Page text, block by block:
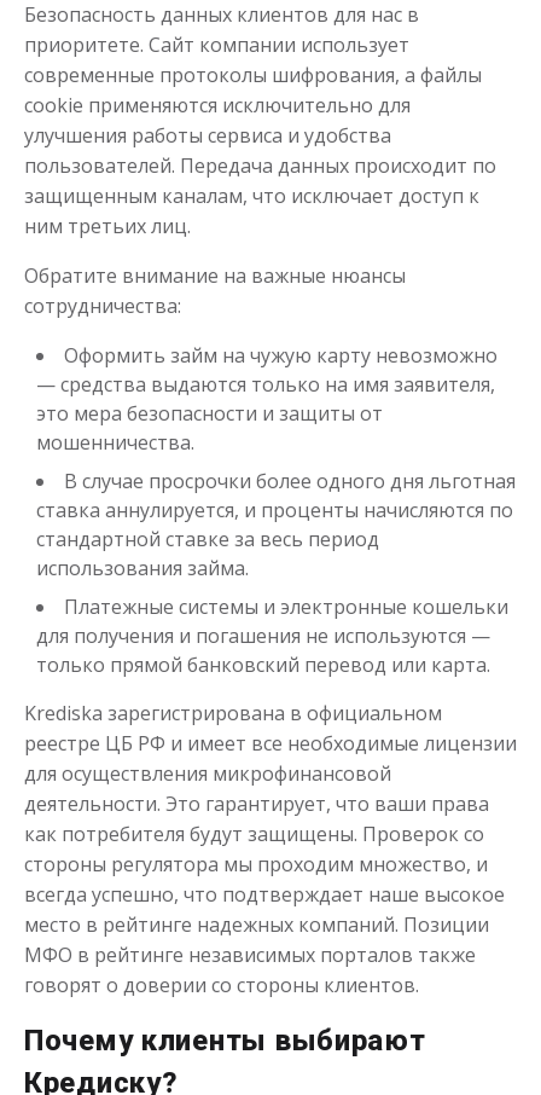
Безопасность данных клиентов для нас в
приоритете. Сайт компании использует
современные протоколы шифрования, а файлы
cookie применяются исключительно для
улучшения работы сервиса и удобства
пользователей. Передача данных происходит по
защищенным каналам, что исключает доступ к
ним третьих лиц.
Обратите внимание на важные нюансы
сотрудничества:
Оформить займ на чужую карту невозможно
— средства выдаются только на имя заявителя,
это мера безопасности и защиты от
мошенничества.
В случае просрочки более одного дня льготная
ставка аннулируется, и проценты начисляются по
стандартной ставке за весь период
использования займа.
Платежные системы и электронные кошельки
для получения и погашения не используются —
только прямой банковский перевод или карта.
Krediska зарегистрирована в официальном
реестре ЦБ РФ и имеет все необходимые лицензии
для осуществления микрофинансовой
деятельности. Это гарантирует, что ваши права
как потребителя будут защищены. Проверок со
стороны регулятора мы проходим множество, и
всегда успешно, что подтверждает наше высокое
место в рейтинге надежных компаний. Позиции
МФО в рейтинге независимых порталов также
говорят о доверии со стороны клиентов.
Почему клиенты выбирают
Кредиску?